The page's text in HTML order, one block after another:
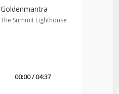
Goldenmantra
The Summit Lighthouse
00:00 / 04:37